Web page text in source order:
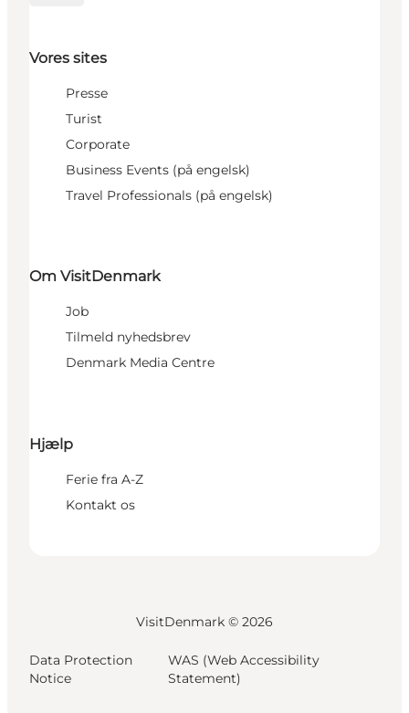
Vores sites
Presse
Turist
Corporate
Business Events (på engelsk)
Travel Professionals (på engelsk)
Om VisitDenmark
Job
Tilmeld nyhedsbrev
Denmark Media Centre
Hjælp
Ferie fra A-Z
Kontakt os
VisitDenmark © 2026
Data Protection
Notice
WAS (Web Accessibility
Statement)